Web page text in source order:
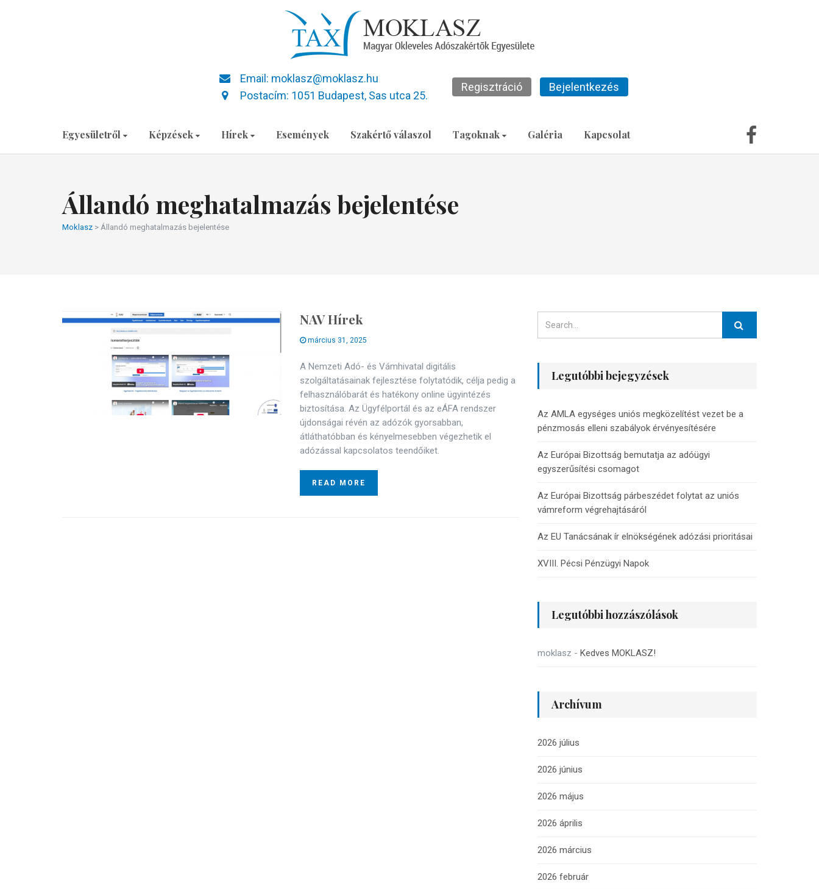
Email: moklasz@moklasz.hu
Postacím: 1051 Budapest, Sas utca 25.
Regisztráció Bejelentkezés
Egyesületről Képzések Hírek Események Szakértő válaszol Tagoknak Galéria Kapcsolat
Állandó meghatalmazás bejelentése
Moklasz > Állandó meghatalmazás bejelentése
NAV Hírek
március 31, 2025
A Nemzeti Adó- és Vámhivatal digitális
szolgáltatásainak fejlesztése folytatódik, célja pedig a
felhasználóbarát és hatékony online ügyintézés
biztosítása. Az Ügyfélportál és az eÁFA rendszer
újdonságai révén az adózók gyorsabban,
átláthatóbban és kényelmesebben végezhetik el
adózással kapcsolatos teendőiket.
READ MORE
Legutóbbi bejegyzések
Az AMLA egységes uniós megközelítést vezet be a
pénzmosás elleni szabályok érvényesítésére
Az Európai Bizottság bemutatja az adóügyi
egyszerűsítési csomagot
Az Európai Bizottság párbeszédet folytat az uniós
vámreform végrehajtásáról
Az EU Tanácsának ír elnökségének adózási prioritásai
XVIII. Pécsi Pénzügyi Napok
Legutóbbi hozzászólások
moklasz - Kedves MOKLASZ!
Archívum
2026 július
2026 június
2026 május
2026 április
2026 március
2026 február